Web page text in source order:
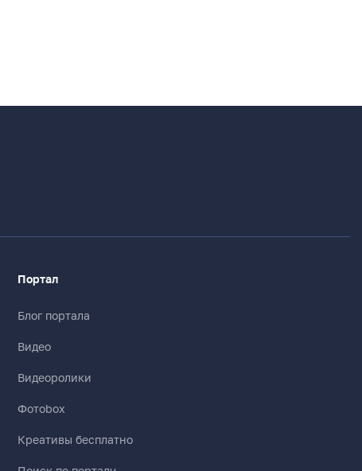
Портал
Блог портала
Видео
Видеоролики
Фотоbox
Креативы бесплатно